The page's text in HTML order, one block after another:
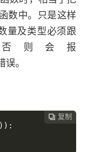
数中。只是这样
量及类型必须跟
则会报
误。
 复制
 复制
 复制
)):